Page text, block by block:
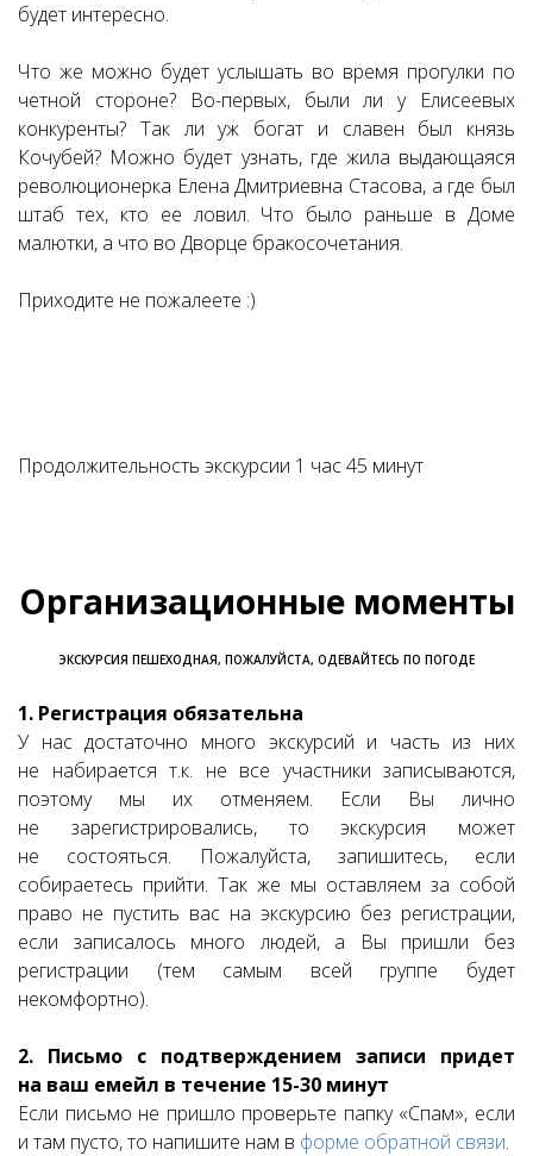
будет интересно.
Что же можно будет услышать во время прогулки по
четной стороне? Во-первых, были ли у Елисеевых
конкуренты? Так ли уж богат и славен был князь
Кочубей? Можно будет узнать, где жила выдающаяся
революционерка Елена Дмитриевна Стасова, а где был
штаб тех, кто ее ловил. Что было раньше в Доме
малютки, а что во Дворце бракосочетания.
Приходите не пожалеете :)
Продолжительность экскурсии 1 час 45 минут
Организационные моменты
ЭКСКУРСИЯ ПЕШЕХОДНАЯ, ПОЖАЛУЙСТА, ОДЕВАЙТЕСЬ ПО ПОГОДЕ
1. Регистрация обязательна
У нас достаточно много экскурсий и часть из них
не набирается т.к. не все участники записываются,
поэтому мы их отменяем. Если Вы лично
не зарегистрировались, то экскурсия может
не состояться. Пожалуйста, запишитесь, если
собираетесь прийти. Так же мы оставляем за собой
право не пустить вас на экскурсию без регистрации,
если записалось много людей, а Вы пришли без
регистрации (тем самым всей группе будет
некомфортно).
2. Письмо с подтверждением записи придет
на ваш емейл в течение 15-30 минут
Если письмо не пришло проверьте папку «Спам», если
и там пусто, то напишите нам в форме обратной связи.